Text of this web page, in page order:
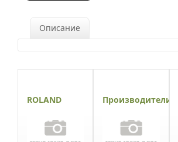
Описание
ROLAND Производители